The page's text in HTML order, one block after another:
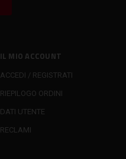
IL MIO ACCOUNT
ACCEDI / REGISTRATI
RIEPILOGO ORDINI
DATI UTENTE
RECLAMI